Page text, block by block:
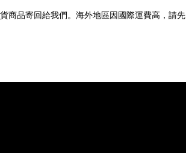
商品寄回給我們。海外地區因國際運費高，請先